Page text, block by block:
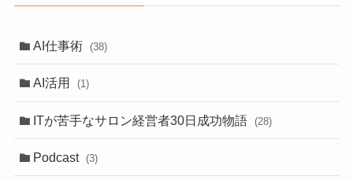
AI仕事術 (38)
AI活用 (1)
ITが苦手なサロン経営者30日成功物語 (28)
Podcast (3)